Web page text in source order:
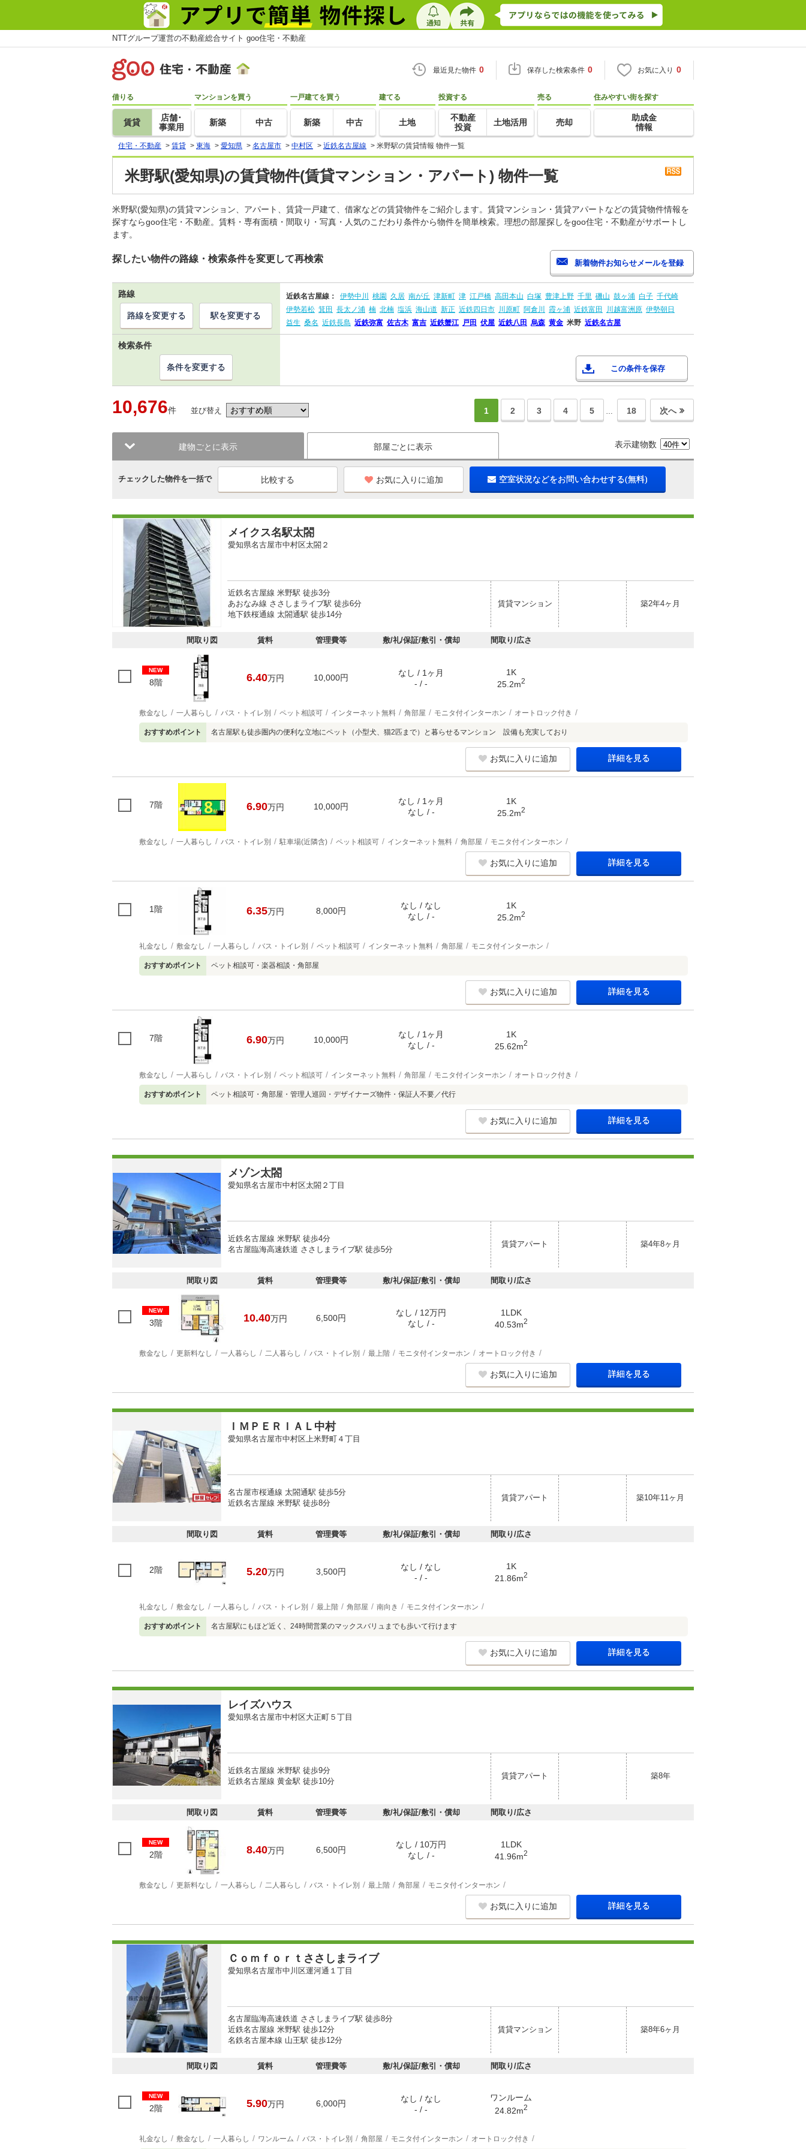
NTTグループ運営の不動産総合サイト goo住宅・不動産
最近見た物件 0 保存した検索条件 0 お気に入り 0
借りる
賃貸
店舗･
事業用
マンションを買う
新築 中古
一戸建てを買う
新築 中古
建てる
土地
投資する
不動産
投資
土地活用
売る
売却
住みやすい街を探す
助成金
情報
住宅・不動産 > 賃貸 > 東海 > 愛知県 > 名古屋市 > 中村区 > 近鉄名古屋線 > 米野駅の賃貸情報 物件一覧
米野駅(愛知県)の賃貸物件(賃貸マンション・アパート) 物件一覧
米野駅(愛知県)の賃貸マンション、アパート、賃貸一戸建て、借家などの賃貸物件をご紹介します。賃貸マンション・賃貸アパートなどの賃貸物件情報を
探すならgoo住宅・不動産。賃料・専有面積・間取り・写真・人気のこだわり条件から物件を簡単検索。理想の部屋探しをgoo住宅・不動産がサポートし
ます。
探したい物件の路線・検索条件を変更して再検索
路線 近鉄名古屋線： 伊勢中川 桃園 久居 南が丘 津新町 津 江戸橋 高田本山 白塚 豊津上野 千里 磯山 鼓ヶ浦 白子 千代崎
伊勢若松 箕田 長太ノ浦 楠 北楠 塩浜 海山道 新正 近鉄四日市 川原町 阿倉川 霞ヶ浦 近鉄富田 川越富洲原 伊勢朝日
益生 桑名 近鉄長島 近鉄弥富 佐古木 富吉 近鉄蟹江 戸田 伏屋 近鉄八田 烏森 黄金 米野 近鉄名古屋
路線を変更する 駅を変更する
検索条件
この条件を保存
条件を変更する
10,676件 並び替え 1 2 3 4 5 … 18 次へ
建物ごとに表示 部屋ごとに表示 表示建物数
チェックした物件を一括で お気に入りに追加 空室状況などをお問い合わせする(無料)
メイクス名駅太閤
愛知県名古屋市中村区太閤２
近鉄名古屋線 米野駅 徒歩3分
あおなみ線 ささしまライブ駅 徒歩6分
地下鉄桜通線 太閤通駅 徒歩14分
賃貸マンション 築2年4ヶ月
間取り図 賃料 管理費等 敷/礼/保証/敷引・償却 間取り/広さ
NEW
8階 6.40万円 10,000円
なし / 1ヶ月
- / -
1K
25.2m2
敷金なし 一人暮らし バス・トイレ別 ペット相談可 インターネット無料 角部屋 モニタ付インターホン オートロック付き
おすすめポイント 名古屋駅も徒歩圏内の便利な立地にペット（小型犬、猫2匹まで）と暮らせるマンション 設備も充実しており
お気に入りに追加 詳細を見る
7階 6.90万円 10,000円
なし / 1ヶ月
なし / -
1K
25.2m2
敷金なし 一人暮らし バス・トイレ別 駐車場(近隣含) ペット相談可 インターネット無料 角部屋 モニタ付インターホン
お気に入りに追加 詳細を見る
1階 6.35万円 8,000円
なし / なし
なし / -
1K
25.2m2
礼金なし 敷金なし 一人暮らし バス・トイレ別 ペット相談可 インターネット無料 角部屋 モニタ付インターホン
おすすめポイント ペット相談可・楽器相談・角部屋
お気に入りに追加 詳細を見る
7階 6.90万円 10,000円
なし / 1ヶ月
なし / -
1K
25.62m2
敷金なし 一人暮らし バス・トイレ別 ペット相談可 インターネット無料 角部屋 モニタ付インターホン オートロック付き
おすすめポイント ペット相談可・角部屋・管理人巡回・デザイナーズ物件・保証人不要／代行
お気に入りに追加 詳細を見る
メゾン太閤
愛知県名古屋市中村区太閤２丁目
近鉄名古屋線 米野駅 徒歩4分
名古屋臨海高速鉄道 ささしまライブ駅 徒歩5分
賃貸アパート 築4年8ヶ月
間取り図 賃料 管理費等 敷/礼/保証/敷引・償却 間取り/広さ
NEW
3階 10.40万円 6,500円
なし / 12万円
なし / -
1LDK
40.53m2
敷金なし 更新料なし 一人暮らし 二人暮らし バス・トイレ別 最上階 モニタ付インターホン オートロック付き
お気に入りに追加 詳細を見る
ＩＭＰＥＲＩＡＬ中村
愛知県名古屋市中村区上米野町４丁目
名古屋市桜通線 太閤通駅 徒歩5分
近鉄名古屋線 米野駅 徒歩8分
賃貸アパート 築10年11ヶ月
間取り図 賃料 管理費等 敷/礼/保証/敷引・償却 間取り/広さ
2階 5.20万円 3,500円
なし / なし
- / -
1K
21.86m2
礼金なし 敷金なし 一人暮らし バス・トイレ別 最上階 角部屋 南向き モニタ付インターホン
おすすめポイント 名古屋駅にもほど近く、24時間営業のマックスバリュまでも歩いて行けます
お気に入りに追加 詳細を見る
レイズハウス
愛知県名古屋市中村区大正町５丁目
近鉄名古屋線 米野駅 徒歩9分
近鉄名古屋線 黄金駅 徒歩10分
賃貸アパート 築8年
間取り図 賃料 管理費等 敷/礼/保証/敷引・償却 間取り/広さ
NEW
2階 8.40万円 6,500円
なし / 10万円
なし / -
1LDK
41.96m2
敷金なし 更新料なし 一人暮らし 二人暮らし バス・トイレ別 最上階 角部屋 モニタ付インターホン
お気に入りに追加 詳細を見る
Ｃｏｍｆｏｒｔささしまライブ
愛知県名古屋市中川区運河通１丁目
名古屋臨海高速鉄道 ささしまライブ駅 徒歩8分
近鉄名古屋線 米野駅 徒歩12分
名鉄名古屋本線 山王駅 徒歩12分
賃貸マンション 築8年6ヶ月
間取り図 賃料 管理費等 敷/礼/保証/敷引・償却 間取り/広さ
NEW
2階 5.90万円 6,000円
なし / なし
- / -
ワンルーム
24.82m2
礼金なし 敷金なし 一人暮らし ワンルーム バス・トイレ別 角部屋 モニタ付インターホン オートロック付き